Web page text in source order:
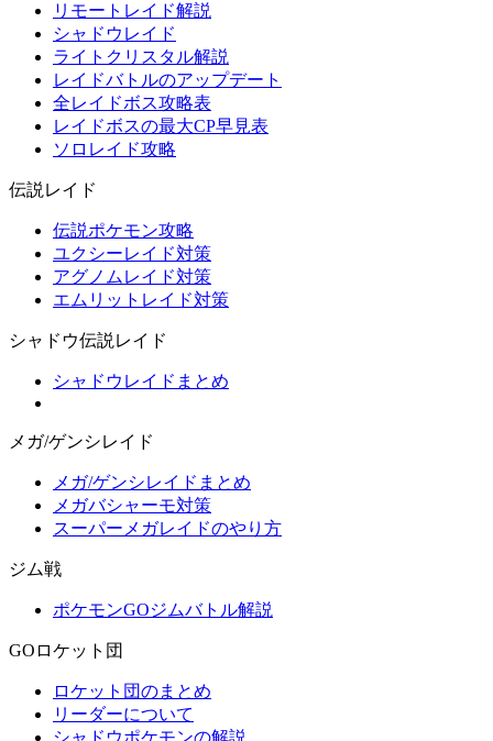
リモートレイド解説
シャドウレイド
ライトクリスタル解説
レイドバトルのアップデート
全レイドボス攻略表
レイドボスの最大CP早見表
ソロレイド攻略
伝説レイド
伝説ポケモン攻略
ユクシーレイド対策
アグノムレイド対策
エムリットレイド対策
シャドウ伝説レイド
シャドウレイドまとめ
メガ/ゲンシレイド
メガ/ゲンシレイドまとめ
メガバシャーモ対策
スーパーメガレイドのやり方
ジム戦
ポケモンGOジムバトル解説
GOロケット団
ロケット団のまとめ
リーダーについて
シャドウポケモンの解説